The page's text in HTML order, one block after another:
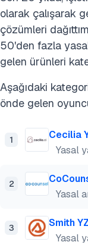
olarak çalışarak
çözümleri
50'den fazla
gelen ürünleri
Aşağıdaki
önde gelen
1
Cecilia
Yasal
2
Yasal
3
Smith YZ
Yasal